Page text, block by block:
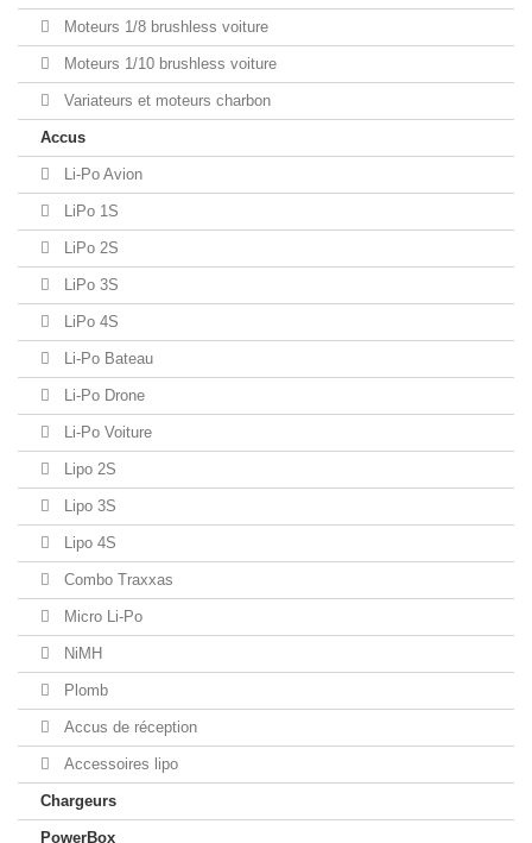
Moteurs 1/8 brushless voiture
Moteurs 1/10 brushless voiture
Variateurs et moteurs charbon
Accus
Li-Po Avion
LiPo 1S
LiPo 2S
LiPo 3S
LiPo 4S
Li-Po Bateau
Li-Po Drone
Li-Po Voiture
Lipo 2S
Lipo 3S
Lipo 4S
Combo Traxxas
Micro Li-Po
NiMH
Plomb
Accus de réception
Accessoires lipo
Chargeurs
PowerBox